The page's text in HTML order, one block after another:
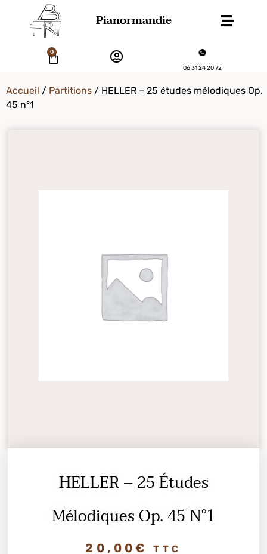
Pianormandie
0
06 31 24 20 72
Accueil / Partitions / HELLER – 25 études mélodiques Op.
45 n°1
HELLER – 25 Études
Mélodiques Op. 45 N°1
20,00€ TTC